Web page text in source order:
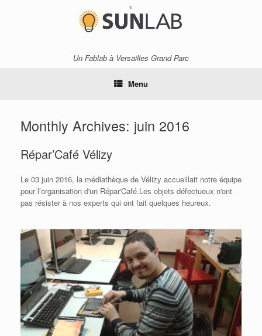
Un Fablab à Versailles Grand Parc
Menu
Monthly Archives: juin 2016
Répar’Café Vélizy
Le 03 juin 2016, la médiathèque de Vélizy accueillait notre équipe
pour l’organisation d'un Répar'Café.Les objets défectueux n'ont
pas résister à nos experts qui ont fait quelques heureux.